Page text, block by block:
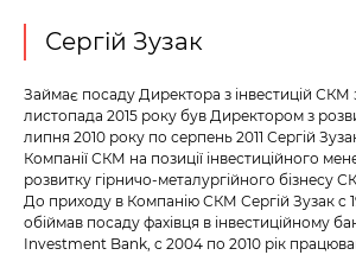
Сергій Зузак
Займає посаду Директора з інвестицій СКМ
листопада 2015 року був Директором з
липня 2010 року по серпень 2011 Сергій
Компанії СКМ на позиції інвестиційного
розвитку гірничо-металургійного бізнесу
До приходу в Компанію СКМ Сергій Зузак c
обіймав посаду фахівця в інвестиційному
Investment Bank, c 2004 по 2010 рік